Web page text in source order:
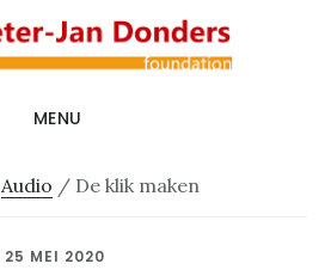
MENU
Audio / De klik maken
25 MEI 2020